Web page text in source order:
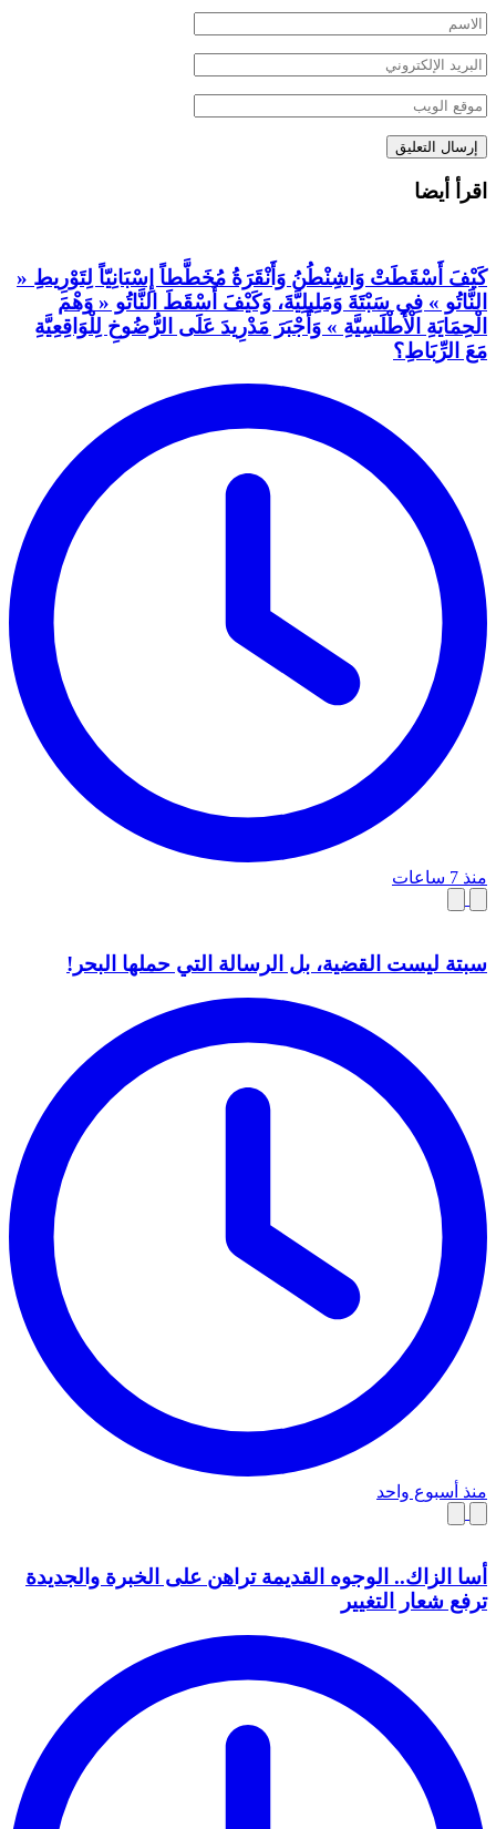
اقرأ أيضا
كَيْفَ أَسْقَطَتْ وَاشِنْطُنُ وَأَنْقَرَةُ مُخَطَّطاً إِسْبَانِيّاً لِتَوْرِيطِ «
النَّاتُو » فِي سَبْتَةَ وَمَلِيلِيَّةَ، وَكَيْفَ أَسْقَطَ النَّاتُو « وَهْمَ
الْحِمَايَةِ الْأَطْلَسِيَّةِ » وَأَجْبَرَ مَدْرِيدَ عَلَى الرُّضُوخِ لِلْوَاقِعِيَّةِ
مَعَ الرِّبَاطِ؟
منذ 7 ساعات
سبتة ليست القضية، بل الرسالة التي حملها البحر!
منذ أسبوع واحد
أسا الزاك.. الوجوه القديمة تراهن على الخبرة والجديدة
ترفع شعار التغيير